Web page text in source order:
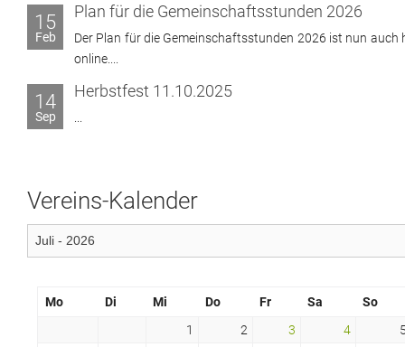
15
Feb
Plan für die Gemeinschaftsstunden 2026
Der Plan für die Gemeinschaftsstunden 2026 ist nun auch
online....
14
Sep
Herbstfest 11.10.2025
Vereins-Kalender
Mo Di Mi Do Fr Sa
So
1
2 3 4